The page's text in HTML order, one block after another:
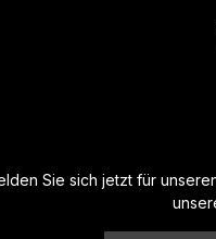
Sie sich jetzt für